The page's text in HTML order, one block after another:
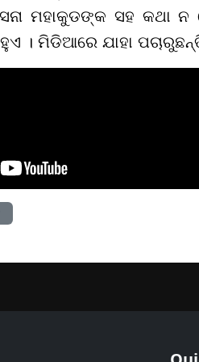
ମହାକୁଡଙ୍କ ସହ କଥା
। ମିଡିଆରେ ଯାହା